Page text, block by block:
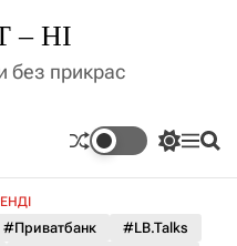
– НІ
без прикрас
П
м
М П
#Приватбанк
#LB.Talks